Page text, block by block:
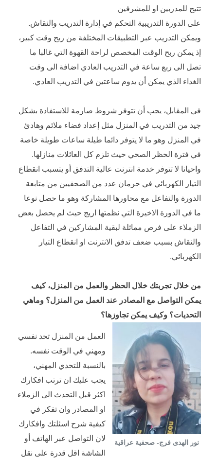
تتيح للمدربين او للمشرفين
على الدورة التدريبية التحكم في إدارة التدريب والنقاش.
ويمكن التدريب عبر التطبيقات المختلفة من ربح وقت كبير،
إذ يمكن ربح الوقت المخصص لراحة القهوة التي غالبا ما
تصل الى ربع ساعة في التدريب العادي اضافة الى وقت
الغداء الذي يمكن أن يدوم ساعتين في التدريب العادي.
في المقابل، يجب أن تتوفر شروط صارمة للاستفادة بشكل
جيد من التدريب في المنزل مثل إعداد فضاء ملائم وهادئ
في المنزل وهو ما لا يتوفر دائما طيلة ساعات طويلة خاصة
في فترة الحظر الصحي حيث تلزم كل العائلات منازلها.
واحيانا لا تتوفر خدمة انترنت عالية التدفق أو يتسبب انقطاع
التيار الكهربائي في حرمان عدد من الصحفيين من متابعة
الدورة والتفاعل مع محاورها المشاركة وهو ما حصل نوعا
ما في الدورة الاخيرة التي نظمتها اريج حيث لم يحصل بعض
الزملاء على فرص مماثلة لبقية المشاركين في التفاعل
والنقاش بسبب ضعف تدفق الانترنت او انقطاع التيار
الكهربائي.
من خلال تجربتك خلال الحظر والعمل من المنزل، كيف
يمكن التواصل مع المصادر عند العمل من المنزل؟ وماهي
التحديات؟ وكيف يمكن تجاوزها؟
نور الهدى فرج- صحفية عراقية
العمل من المنزل تحد نفسي
ومهني في الوقت نفسه.
بالنسبة للتحدي المهني،
يجب عليك ان ترتب افكارك
اكثر قبل التحدث الى الزملاء
او المصادر وان تفكر في
كيفية شرح اسئلتك وافكارك
لان التواصل عبر الهاتف أو
الشاشة اقل قدرة على نقل